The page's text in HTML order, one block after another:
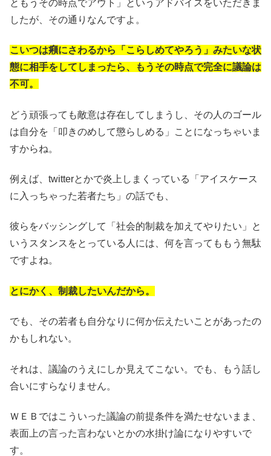
ともうその時点でアウト」というアドバイスをいただきま
したが、その通りなんですよ。
こいつは癪にさわるから「こらしめてやろう」みたいな状
態に相手をしてしまったら、もうその時点で完全に議論は
不可。
どう頑張っても敵意は存在してしまうし、その人のゴール
は自分を「叩きのめして懲らしめる」ことになっちゃいま
すからね。
例えば、twitterとかで炎上しまくっている「アイスケース
に入っちゃった若者たち」の話でも、
彼らをバッシングして「社会的制裁を加えてやりたい」と
いうスタンスをとっている人には、何を言ってももう無駄
ですよね。
とにかく、制裁したいんだから。
でも、その若者も自分なりに何か伝えたいことがあったの
かもしれない。
それは、議論のうえにしか見えてこない。でも、もう話し
合いにすらなりません。
ＷＥＢではこういった議論の前提条件を満たせないまま、
表面上の言った言わないとかの水掛け論になりやすいで
す。